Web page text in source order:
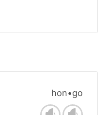
hon•go